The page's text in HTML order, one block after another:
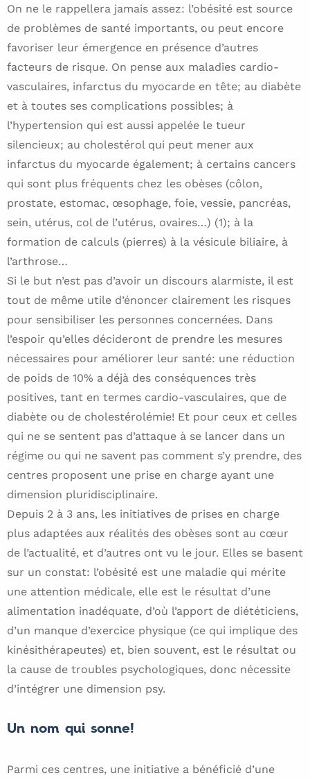
On ne le rappellera jamais assez: l’obésité est source
de problèmes de santé importants, ou peut encore
favoriser leur émergence en présence d’autres
facteurs de risque. On pense aux maladies cardio-
vasculaires, infarctus du myocarde en tête; au diabète
et à toutes ses complications possibles; à
l’hypertension qui est aussi appelée le tueur
silencieux; au cholestérol qui peut mener aux
infarctus du myocarde également; à certains cancers
qui sont plus fréquents chez les obèses (côlon,
prostate, estomac, œsophage, foie, vessie, pancréas,
sein, utérus, col de l’utérus, ovaires…) (1); à la
formation de calculs (pierres) à la vésicule biliaire, à
l’arthrose…
Si le but n’est pas d’avoir un discours alarmiste, il est
tout de même utile d’énoncer clairement les risques
pour sensibiliser les personnes concernées. Dans
l’espoir qu’elles décideront de prendre les mesures
nécessaires pour améliorer leur santé: une réduction
de poids de 10% a déjà des conséquences très
positives, tant en termes cardio-vasculaires, que de
diabète ou de cholestérolémie! Et pour ceux et celles
qui ne se sentent pas d’attaque à se lancer dans un
régime ou qui ne savent pas comment s’y prendre, des
centres proposent une prise en charge ayant une
dimension pluridisciplinaire.
Depuis 2 à 3 ans, les initiatives de prises en charge
plus adaptées aux réalités des obèses sont au cœur
de l’actualité, et d’autres ont vu le jour. Elles se basent
sur un constat: l’obésité est une maladie qui mérite
une attention médicale, elle est le résultat d’une
alimentation inadéquate, d’où l’apport de diététiciens,
d’un manque d’exercice physique (ce qui implique des
kinésithérapeutes) et, bien souvent, est le résultat ou
la cause de troubles psychologiques, donc nécessite
d’intégrer une dimension psy.
Un nom qui sonne!
Parmi ces centres, une initiative a bénéficié d’une